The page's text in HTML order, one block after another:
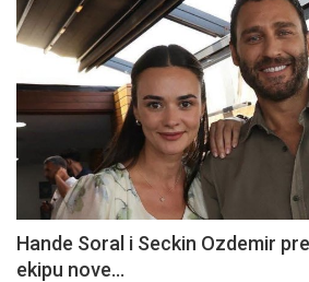
Hande Soral i Seckin Ozdemir
ekipu nove...